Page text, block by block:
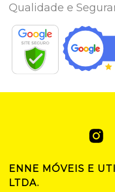
Qualidade e
ENNE MÓVEIS E
LTDA.